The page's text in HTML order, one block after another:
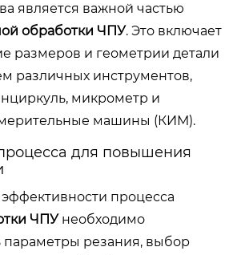
является важной частью
обработки ЧПУ. Это включает
размеров и геометрии детали
различных инструментов,
микрометр и
машины (КИМ).
для повышения
процесса
ЧПУнеобходимо
параметры резания, выбор